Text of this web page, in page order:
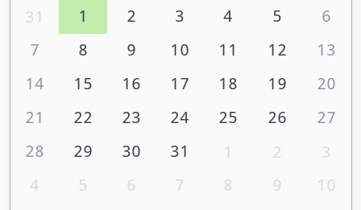
31 1 2 3 4 5
6
7
8 9 10 11 12
13
14
15 16 17 18 19
20
21
22 23 24 25 26
27
28
29 30 31 1 2
3
4
5 6 7 8 9 10